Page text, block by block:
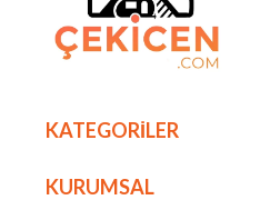
KATEGORİLER
KURUMSAL